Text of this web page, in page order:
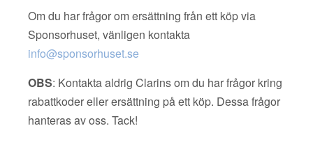
Om du har frågor om ersättning från ett köp via
Sponsorhuset, vänligen kontakta
info@sponsorhuset.se
OBS: Kontakta aldrig Clarins om du har frågor kring
rabattkoder eller ersättning på ett köp. Dessa frågor
hanteras av oss. Tack!